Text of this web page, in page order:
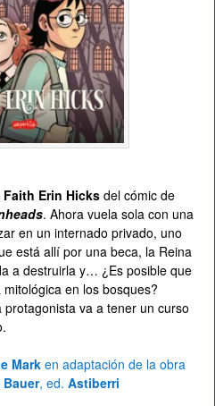
Faith Erin Hicks del cómic de
. Ahora vuela sola con una
en un internado privado, uno
está allí por una beca, la Reina
a destruirla y… ¿Es posible que
en los bosques?
va a tener un curso
Mark en adaptación de la obra
, ed. Astiberri